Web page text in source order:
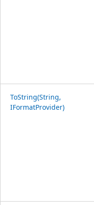
ToString(String,
IFormatProvider)